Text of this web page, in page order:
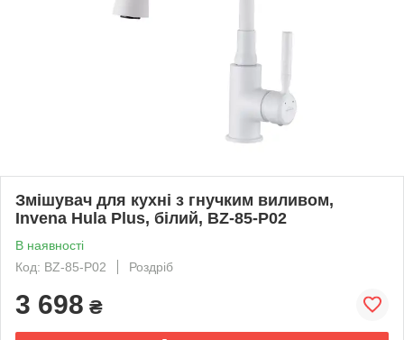
Змішувач для кухні з гнучким виливом,
Invena Hula Plus, білий, BZ-85-P02
В наявності
Код: BZ-85-P02
Роздріб
3 698 ₴